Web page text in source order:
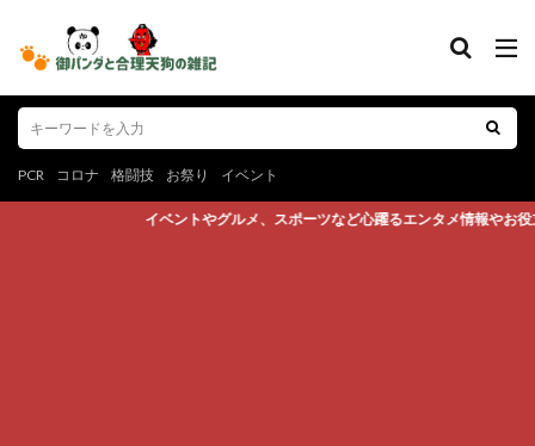
PCR コロナ 格闘技 お祭り イベント
イベントやグルメ、スポーツなど心躍るエンタメ情報やお役立ち豆知識をご紹